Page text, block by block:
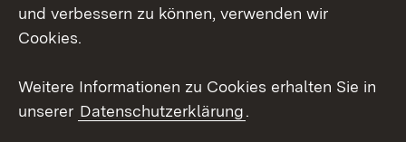
und verbessern zu können, verwenden wir
Cookies.
Weitere Informationen zu Cookies erhalten Sie in
unserer Datenschutzerklärung.